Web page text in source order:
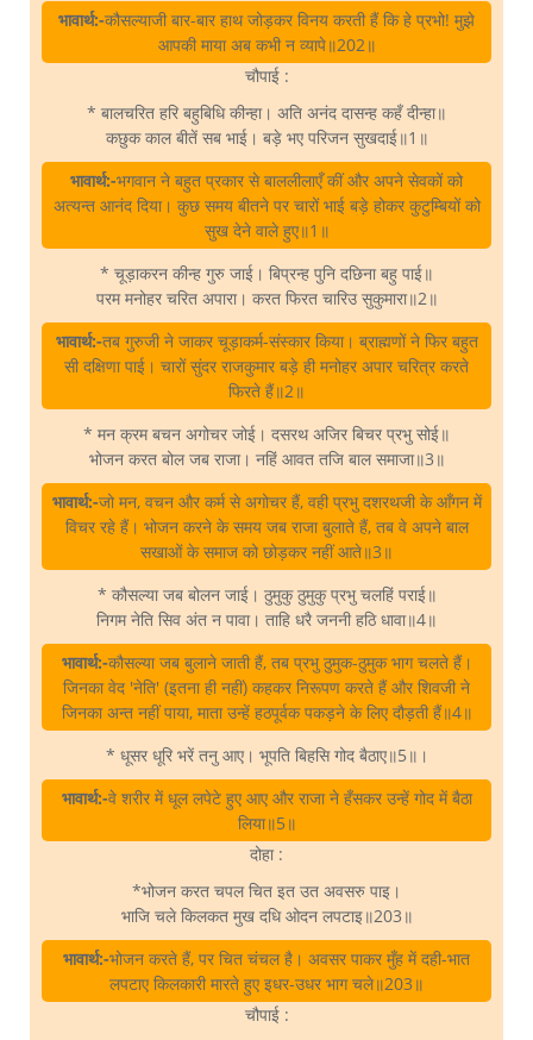
भावार्थ:-कौसल्याजी बार-बार हाथ जोड़कर विनय करती हैं कि हे प्रभो! मुझे
आपकी माया अब कभी न व्यापे॥202॥
चौपाई :
* बालचरित हरि बहुबिधि कीन्हा। अति अनंद दासन्ह कहँ दीन्हा॥
कछुक काल बीतें सब भाई। बड़े भए परिजन सुखदाई॥1॥
भावार्थ:-भगवान ने बहुत प्रकार से बाललीलाएँ कीं और अपने सेवकों को
अत्यन्त आनंद दिया। कुछ समय बीतने पर चारों भाई बड़े होकर कुटुम्बियों को
सुख देने वाले हुए॥1॥
* चूड़ाकरन कीन्ह गुरु जाई। बिप्रन्ह पुनि दछिना बहु पाई॥
परम मनोहर चरित अपारा। करत फिरत चारिउ सुकुमारा॥2॥
भावार्थ:-तब गुरुजी ने जाकर चूड़ाकर्म-संस्कार किया। ब्राह्मणों ने फिर बहुत
सी दक्षिणा पाई। चारों सुंदर राजकुमार बड़े ही मनोहर अपार चरित्र करते
फिरते हैं॥2॥
* मन क्रम बचन अगोचर जोई। दसरथ अजिर बिचर प्रभु सोई॥
भोजन करत बोल जब राजा। नहिं आवत तजि बाल समाजा॥3॥
भावार्थ:-जो मन, वचन और कर्म से अगोचर हैं, वही प्रभु दशरथजी के आँगन में
विचर रहे हैं। भोजन करने के समय जब राजा बुलाते हैं, तब वे अपने बाल
सखाओं के समाज को छोड़कर नहीं आते॥3॥
* कौसल्या जब बोलन जाई। ठुमुकु ठुमुकु प्रभु चलहिं पराई॥
निगम नेति सिव अंत न पावा। ताहि धरै जननी हठि धावा॥4॥
भावार्थ:-कौसल्या जब बुलाने जाती हैं, तब प्रभु ठुमुक-ठुमुक भाग चलते हैं।
जिनका वेद 'नेति' (इतना ही नहीं) कहकर निरूपण करते हैं और शिवजी ने
जिनका अन्त नहीं पाया, माता उन्हें हठपूर्वक पकड़ने के लिए दौड़ती हैं॥4॥
* धूसर धूरि भरें तनु आए। भूपति बिहसि गोद बैठाए॥5॥।
भावार्थ:-वे शरीर में धूल लपेटे हुए आए और राजा ने हँसकर उन्हें गोद में बैठा
लिया॥5॥
दोहा :
*भोजन करत चपल चित इत उत अवसरु पाइ।
भाजि चले किलकत मुख दधि ओदन लपटाइ॥203॥
भावार्थ:-भोजन करते हैं, पर चित चंचल है। अवसर पाकर मुँह में दही-भात
लपटाए किलकारी मारते हुए इधर-उधर भाग चले॥203॥
चौपाई :